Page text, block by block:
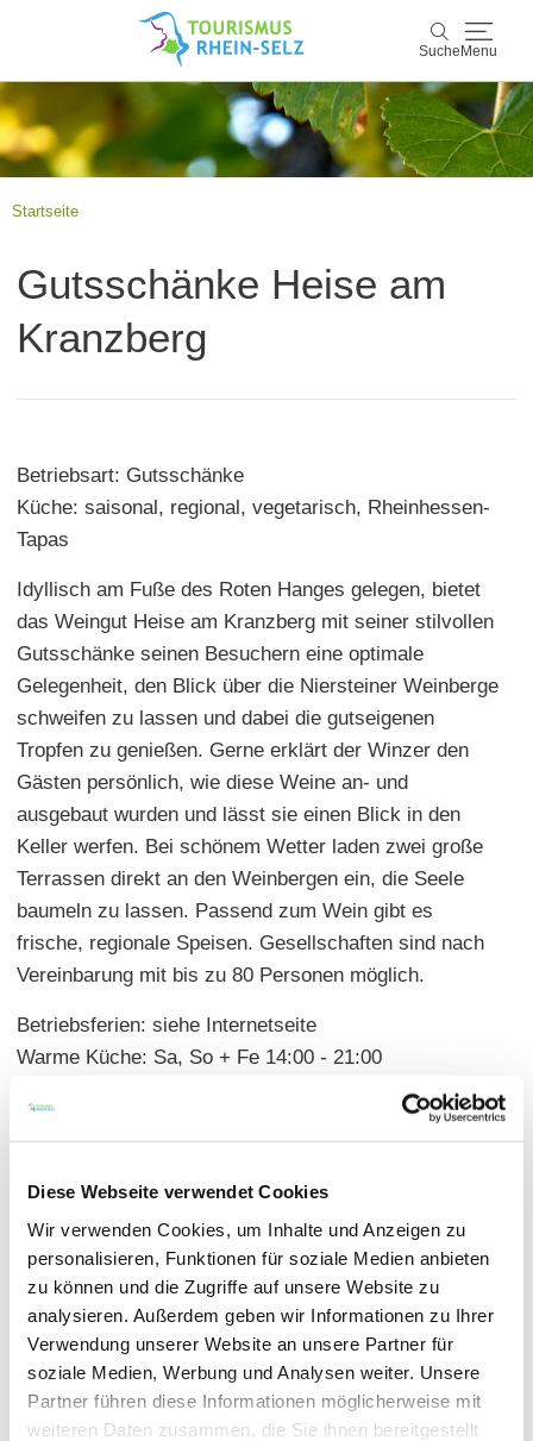
Diese Webseite verwendet Cookies
Wir verwenden Cookies, um Inhalte und Anzeigen zu
personalisieren, Funktionen für soziale Medien anbieten
zu können und die Zugriffe auf unsere Website zu
analysieren. Außerdem geben wir Informationen zu Ihrer
Verwendung unserer Website an unsere Partner für
soziale Medien, Werbung und Analysen weiter. Unsere
Partner führen diese Informationen möglicherweise mit
weiteren Daten zusammen, die Sie ihnen bereitgestellt
Suche Menu
Suche
Rhein-Selz
Startseite
Gutsschänke Heise am
Kranzberg
Betriebsart: Gutsschänke
Küche: saisonal, regional, vegetarisch, Rheinhessen-
Tapas
Idyllisch am Fuße des Roten Hanges gelegen, bietet
das Weingut Heise am Kranzberg mit seiner stilvollen
Gutsschänke seinen Besuchern eine optimale
Gelegenheit, den Blick über die Niersteiner Weinberge
schweifen zu lassen und dabei die gutseigenen
Tropfen zu genießen. Gerne erklärt der Winzer den
Gästen persönlich, wie diese Weine an- und
ausgebaut wurden und lässt sie einen Blick in den
Keller werfen. Bei schönem Wetter laden zwei große
Terrassen direkt an den Weinbergen ein, die Seele
baumeln zu lassen. Passend zum Wein gibt es
frische, regionale Speisen. Gesellschaften sind nach
Vereinbarung mit bis zu 80 Personen möglich.
Betriebsferien: siehe Internetseite
Warme Küche: Sa, So + Fe 14:00 - 21:00
Gesellschaft möglich
Internetseite